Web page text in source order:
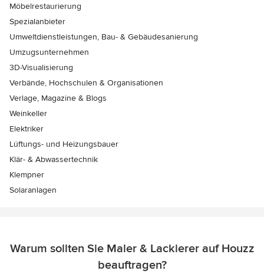
Möbelrestaurierung
Spezialanbieter
Umweltdienstleistungen, Bau- & Gebäudesanierung
Umzugsunternehmen
3D-Visualisierung
Verbände, Hochschulen & Organisationen
Verlage, Magazine & Blogs
Weinkeller
Elektriker
Lüftungs- und Heizungsbauer
Klär- & Abwassertechnik
Klempner
Solaranlagen
Warum sollten Sie Maler & Lackierer auf Houzz
beauftragen?